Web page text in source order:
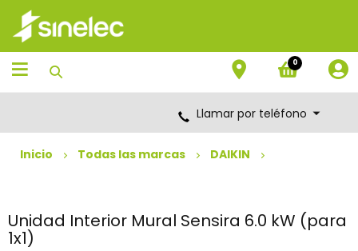
Saltar
contenido
Saltar
menú
de
navegación
0
Llamar por teléfono
Inicio Todas las marcas DAIKIN
Unidad Interior Mural Sensira 6.0 kW (para
1x1)